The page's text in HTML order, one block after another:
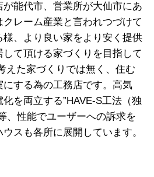
能代市、営業所が大仙市にあ
レーム産業と言われつづけて
、より良い家をより安く提供
て頂ける家づくりを目指して
えた家づくりでは無く、住む
にする為の工務店です。高気
を両立する”HAVE-S工法（独
、性能でユーザーへの訴求を
スも各所に展開しています。